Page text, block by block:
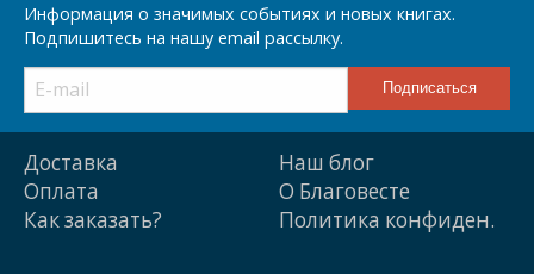
Информация о значимых событиях и новых книгах.
Подпишитесь на нашу email рассылку.
Доставка
Оплата
Как заказать?
Наш блог
О Благовесте
Политика конфиден.